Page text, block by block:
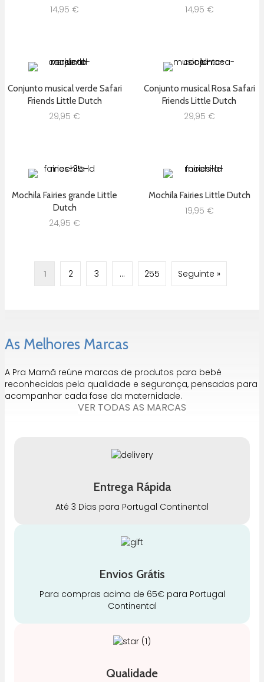
14,95 € 14,95 €
Conjunto musical verde Safari
Friends Little Dutch
29,95 €
Conjunto musical Rosa Safari
Friends Little Dutch
29,95 €
Mochila Fairies grande Little
Dutch
24,95 €
Mochila Fairies Little Dutch
19,95 €
1 2 3 … 255 Seguinte »
As Melhores Marcas
A Pra Mamã reúne marcas de produtos para bebé
reconhecidas pela qualidade e segurança, pensadas para
acompanhar cada fase da maternidade.
VER TODAS AS MARCAS
Entrega Rápida
Até 3 Dias para Portugal Continental
Envios Grátis
Para compras acima de 65€ para Portugal
Continental
Qualidade